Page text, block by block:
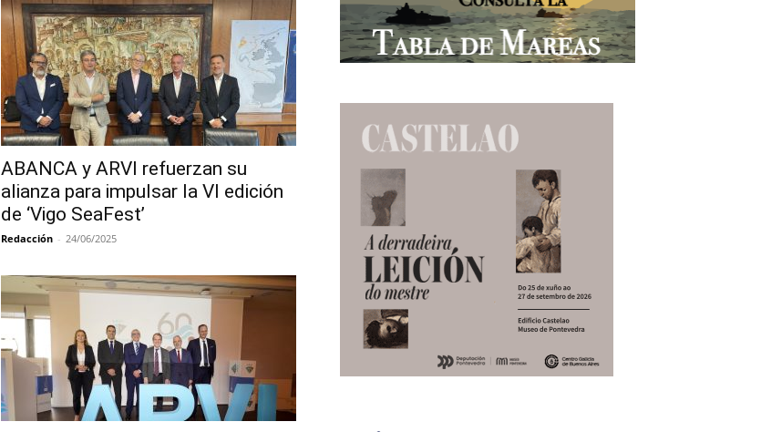
ABANCA y ARVI refuerzan su
alianza para impulsar la VI edición
de ‘Vigo SeaFest’
Redacción - 24/06/2025